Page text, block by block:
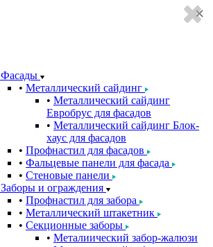
Фасады
Металлический сайдинг
Металлический сайдинг
Евробрус для фасадов
Металлический сайдинг Блок-
хаус для фасадов
Профнастил для фасадов
Фальцевые панели для фасада
Стеновые панели
Заборы и ограждения
Профнастил для забора
Металлический штакетник
Секционные заборы
Металиический забор-жалюзи